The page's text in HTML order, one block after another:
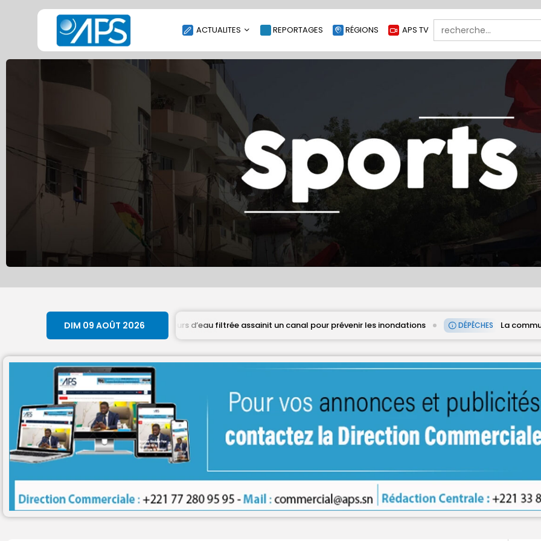
ACTUALITES
POLITIQUE
SOCIÉTÉ
ÉCONOMIE
CULTURE
SPORT
ENVIRONNEMENT
INTERNATIONAL
AGENDA
REPORTAGES RÉGIONS APS TV
Search
for:
DIM 09 AOÛT 2026
de producteurs d’eau filtrée assainit un canal pour prévenir les inondations DÉPÊCHES La commune de Diass prime ses